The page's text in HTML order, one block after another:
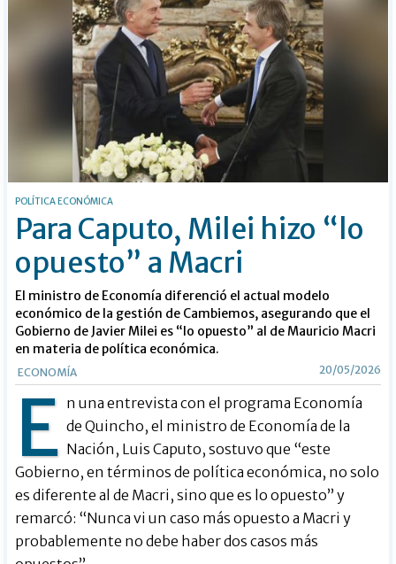
POLÍTICA ECONÓMICA
Para Caputo, Milei hizo “lo
opuesto” a Macri
El ministro de Economía diferenció el actual modelo
económico de la gestión de Cambiemos, asegurando que el
Gobierno de Javier Milei es “lo opuesto” al de Mauricio Macri
en materia de política económica.
ECONOMÍA 20/05/2026
E n una entrevista con el programa Economía
de Quincho, el ministro de Economía de la
Nación, Luis Caputo, sostuvo que “este
Gobierno, en términos de política económica, no solo
es diferente al de Macri, sino que es lo opuesto” y
remarcó: “Nunca vi un caso más opuesto a Macri y
probablemente no debe haber dos casos más